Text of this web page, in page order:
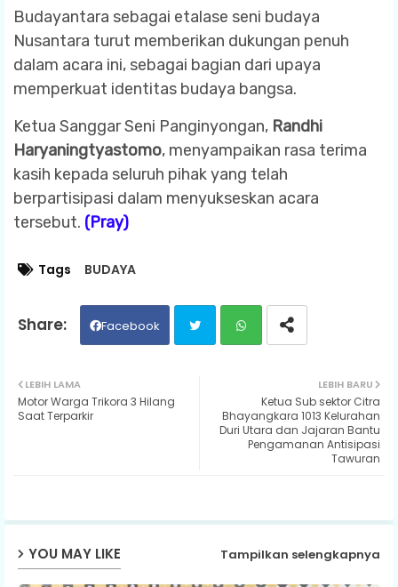
Budayantara sebagai etalase seni budaya
Nusantara turut memberikan dukungan penuh
dalam acara ini, sebagai bagian dari upaya
memperkuat identitas budaya bangsa.
Ketua Sanggar Seni Panginyongan, Randhi
Haryaningtyastomo, menyampaikan rasa terima
kasih kepada seluruh pihak yang telah
berpartisipasi dalam menyukseskan acara
tersebut. (Pray)
Tags BUDAYA
Facebook
ap
LEBIH BARU
Ketua Sub sektor Citra
Bhayangkara 1013 Kelurahan
Duri Utara dan Jajaran Bantu
Pengamanan Antisipasi
Tawuran
LEBIH LAMA
Motor Warga Trikora 3 Hilang
Saat Terparkir
YOU MAY LIKE Tampilkan selengkapnya